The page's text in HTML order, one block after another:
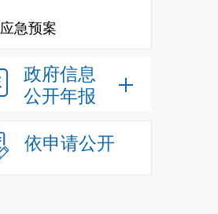
应急预案
政府信息
公开年报
依申请公开